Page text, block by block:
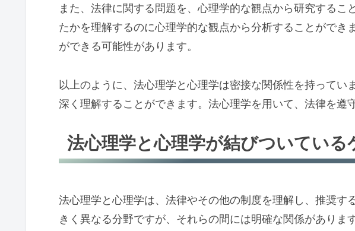
また、法律に関する問題を、心理学的な観点から研究する
たかを理解するのに心理学的な観点から分析することがで
ができる可能性があります。
以上のように、法心理学と心理学は密接な関係性を持って
深く理解することができます。法心理学を用いて、法律を遵
法心理学と心理学が結びついている
法心理学と心理学は、法律やその他の制度を理解し、推奨
きく異なる分野ですが、それらの間には明確な関係がありま